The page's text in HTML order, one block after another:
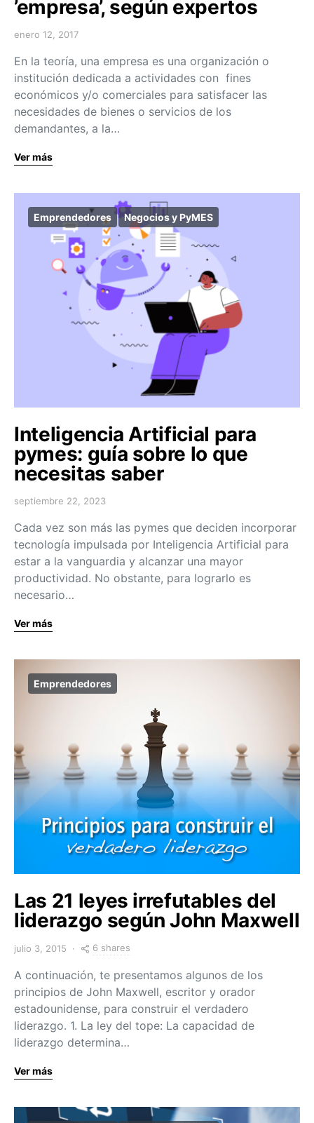
’empresa’, según expertos
enero 12, 2017
En la teoría, una empresa es una organización o
institución dedicada a actividades con fines
económicos y/o comerciales para satisfacer las
necesidades de bienes o servicios de los
demandantes, a la…
Ver más
Emprendedores Negocios y PyMES
Inteligencia Artificial para
pymes: guía sobre lo que
necesitas saber
septiembre 22, 2023
Cada vez son más las pymes que deciden incorporar
tecnología impulsada por Inteligencia Artificial para
estar a la vanguardia y alcanzar una mayor
productividad. No obstante, para lograrlo es
necesario…
Ver más
Emprendedores
Las 21 leyes irrefutables del
liderazgo según John Maxwell
julio 3, 2015 6 shares
A continuación, te presentamos algunos de los
principios de John Maxwell, escritor y orador
estadounidense, para construir el verdadero
liderazgo. 1. La ley del tope: La capacidad de
liderazgo determina…
Ver más